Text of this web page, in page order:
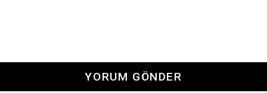
YORUM GÖNDER